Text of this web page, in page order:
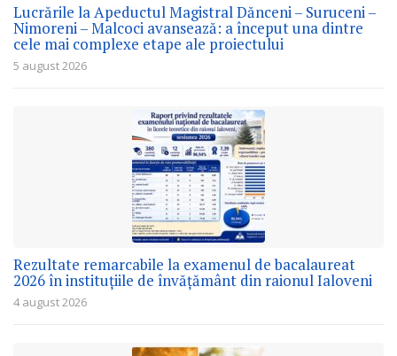
Lucrările la Apeductul Magistral Dănceni – Suruceni –
Nimoreni – Malcoci avansează: a început una dintre
cele mai complexe etape ale proiectului
5 august 2026
Rezultate remarcabile la examenul de bacalaureat
2026 în instituțiile de învățământ din raionul Ialoveni
4 august 2026